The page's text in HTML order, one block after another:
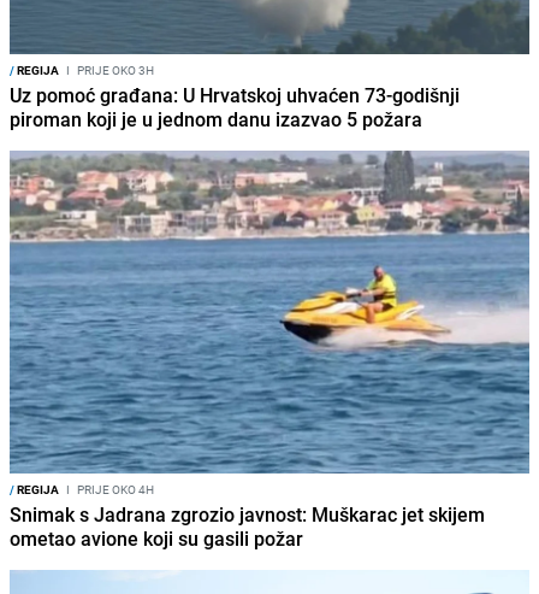
/REGIJA I PRIJE OKO 3H
Uz pomoć građana: U Hrvatskoj uhvaćen 73-godišnji
piroman koji je u jednom danu izazvao 5 požara
/REGIJA I PRIJE OKO 4H
Snimak s Jadrana zgrozio javnost: Muškarac jet skijem
ometao avione koji su gasili požar